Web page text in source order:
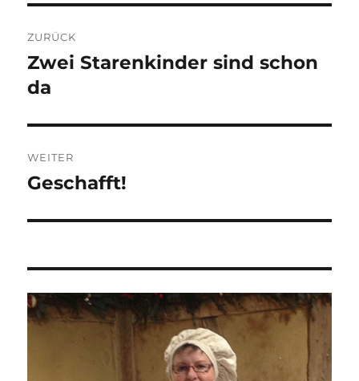
ZURÜCK
Vorheriger
Beitrag:
Zwei Starenkinder sind schon
da
WEITER
Nächster
Geschafft!